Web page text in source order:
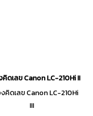
คิดเลข Canon LC-210Hi III
คิดเลข Canon LC-210Hi
III